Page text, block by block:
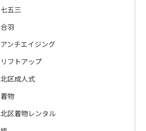
七五三
合羽
アンチエイジング
リフトアップ
北区成人式
着物
北区着物レンタル